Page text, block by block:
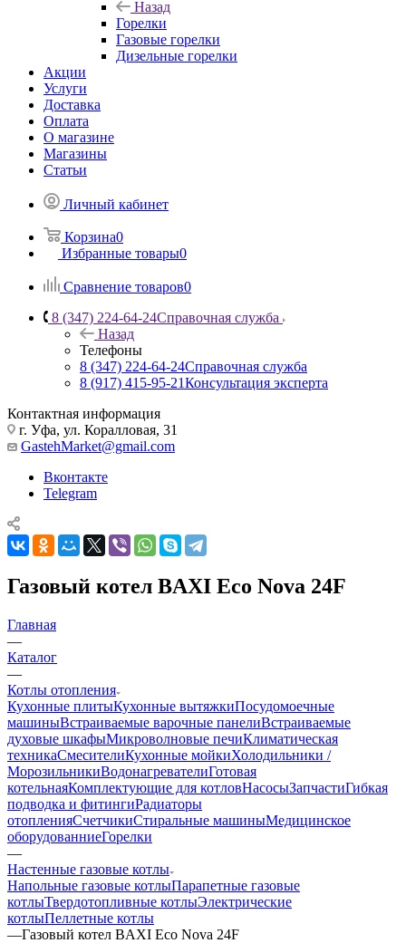
Назад
Горелки
Газовые горелки
Дизельные горелки
Акции
Услуги
Доставка
Оплата
О магазине
Магазины
Статьи
Личный кабинет
Корзина0
Избранные товары0
Сравнение товаров0
8 (347) 224-64-24Справочная служба
Назад
Телефоны
8 (347) 224-64-24Справочная служба
8 (917) 415-95-21Консультация эксперта
Контактная информация
г. Уфа, ул. Коралловая, 31
GastehMarket@gmail.com
Вконтакте
Telegram
Газовый котел BAXI Eco Nova 24F
Главная
—
Каталог
—
Котлы отопления
Кухонные плитыКухонные вытяжкиПосудомоечные
машиныВстраиваемые варочные панелиВстраиваемые
духовые шкафыМикроволновые печиКлиматическая
техникаСмесителиКухонные мойкиХолодильники /
МорозильникиВодонагревателиГотовая
котельнаяКомплектующие для котловНасосыЗапчастиГибкая
подводка и фитингиРадиаторы
отопленияСчетчикиСтиральные машиныМедицинское
оборудованниеГорелки
—
Настенные газовые котлы
Напольные газовые котлыПарапетные газовые
котлыТвердотопливные котлыЭлектрические
котлыПеллетные котлы
—Газовый котел BAXI Eco Nova 24F